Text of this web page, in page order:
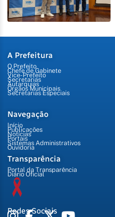
A Prefeitura
O Prefeito
Chefe de Gabinete
Vice-Prefeito
Secretarias
Autarquias
Órgãos Municipais
Secretarias Especiais
Navegação
Início
Publicações
Notícias
Portais
Sistemas Administrativos
Ouvidoria
Transparência
Portal da Transparência
Diário Oficial
Redes Sociais